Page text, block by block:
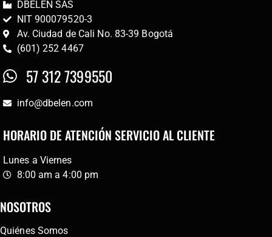
DBELEN SAS
NIT 900079520-3
Av. Ciudad de Cali No. 83-39 Bogotá
(601) 252 4467
57 312 7399550
info@dbelen.com
HORARIO DE ATENCIÓN SERVICIO AL CLIENTE
Lunes a Viernes
8:00 am a 4:00 pm
NOSOTROS
Quiénes Somos